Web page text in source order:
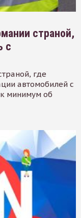
страной,
с
где
автомобилей с
минимум об